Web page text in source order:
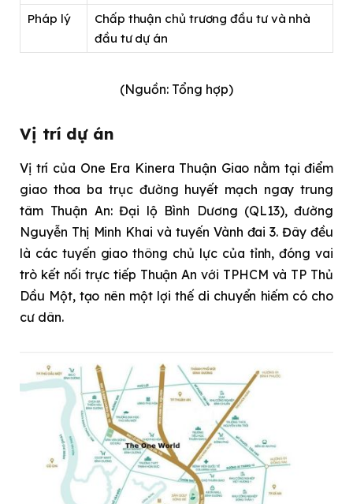
Pháp lý
Chấp thuận chủ trương đầu tư và nhà
đầu tư dự án
(Nguồn: Tổng hợp)
Vị trí dự án
Vị trí của One Era Kinera Thuận Giao nằm tại điểm
giao thoa ba trục đường huyết mạch ngay trung
tâm Thuận An: Đại lộ Bình Dương (QL13), đường
Nguyễn Thị Minh Khai và tuyến Vành đai 3. Đây đều
là các tuyến giao thông chủ lực của tỉnh, đóng vai
trò kết nối trực tiếp Thuận An với TPHCM và TP Thủ
Dầu Một, tạo nên một lợi thế di chuyển hiếm có cho
cư dân.